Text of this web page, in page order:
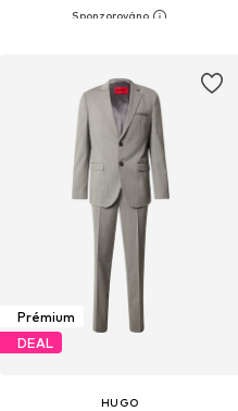
Prémium
DEAL
HUGO